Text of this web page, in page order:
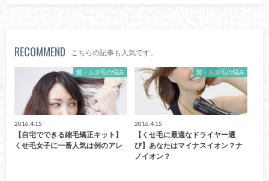
RECOMMEND こちらの記事も人気です。
髪・ムダ毛の悩み
2016.4.15
【自宅でできる縮毛矯正キット】
くせ毛女子に一番人気は例のアレ
髪・ムダ毛の悩み
2016.4.15
【くせ毛に最適なドライヤー選
び】あなたはマイナスイオン？ナ
ノイオン？